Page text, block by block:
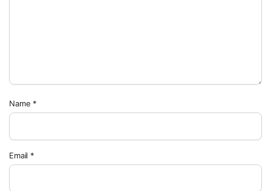
Name *
Email *